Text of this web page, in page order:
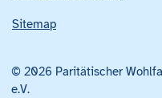
Sitemap
© 2026 Paritätischer
e.V.